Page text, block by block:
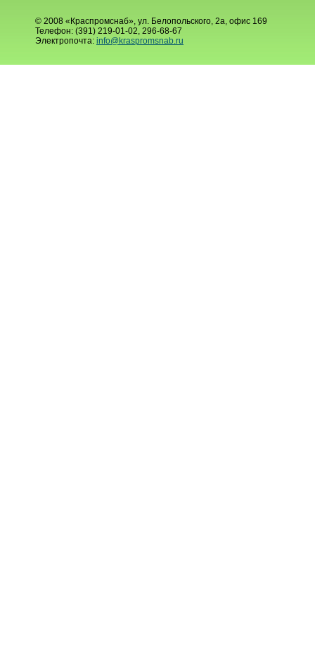
© 2008 «Краспромснаб», ул. Белопольского, 2а, офис 169
Телефон: (391) 219-01-02, 296-68-67
Электропочта: info@kraspromsnab.ru